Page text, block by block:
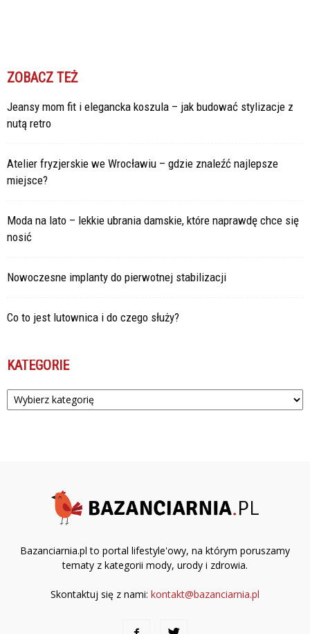
ZOBACZ TEŻ
Jeansy mom fit i elegancka koszula – jak budować stylizacje z
nutą retro
Atelier fryzjerskie we Wrocławiu – gdzie znaleźć najlepsze
miejsce?
Moda na lato – lekkie ubrania damskie, które naprawdę chce się
nosić
Nowoczesne implanty do pierwotnej stabilizacji
Co to jest lutownica i do czego służy?
KATEGORIE
Kategorie
Bazanciarnia.pl to portal lifestyle'owy, na którym poruszamy
tematy z kategorii mody, urody i zdrowia.
Skontaktuj się z nami: kontakt@bazanciarnia.pl